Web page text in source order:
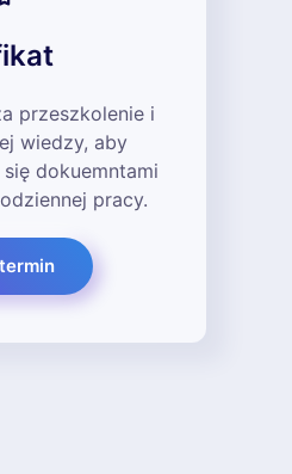
przeszkolenie i
wiedzy, aby
dokuemntami
pracy.